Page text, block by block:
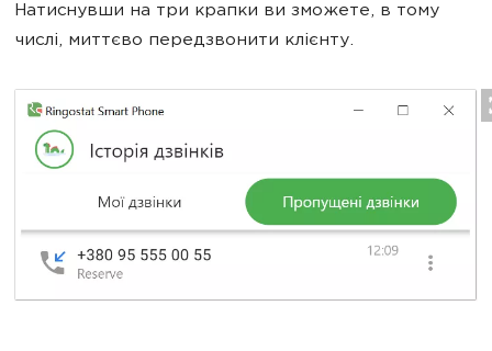
Натиснувши на три крапки ви зможете, в тому
числі, миттєво передзвонити клієнту.